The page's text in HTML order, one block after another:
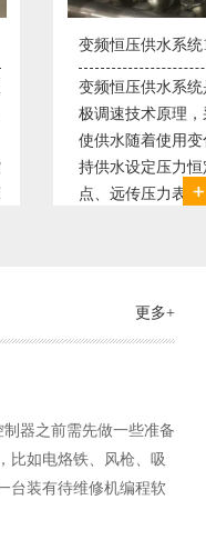
直流调速控制系
西门子6RA70
590P直流调速
S7-300，S7-
WINCC 冶金行
普遍使用直流
更多+
器之前需先做一些准备
比如电烙铁、风枪、吸
台装有待维修机编程软
常是从工作系统中拆